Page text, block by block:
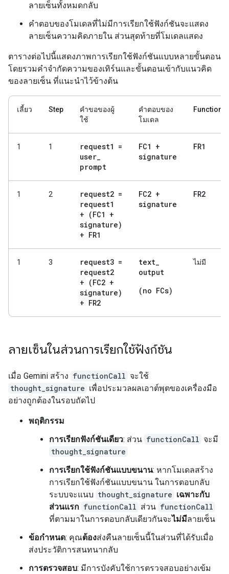
ลายเซ็นทั้งหมดกลับ
คำตอบของโมเดลที่ไม่มีการเรียกใช้ฟังก์ชันจะแสดง
ลายเซ็นความคิดภายใน ส่วนสุดท้ายที่โมเดลแสดง
ตารางต่อไปนี้แสดงภาพการเรียกใช้ฟังก์ชันแบบหลายขั้นตอน
โดยรวมคำจำกัดความของเทิร์นและขั้นตอนเข้ากับแนวคิด
ของลายเซ็น ที่แนะนำไว้ข้างต้น
เลี้ยว Step
คำขอของผู้
ใช้
คำตอบของ
โมเดล
1 1
request1 =
user_
prompt
FC1 +
signature
FR1
1 2
request2 =
request1
+ (FC1 +
signature)
+ FR1
FC2 +
signature
FR2
1 3
request3 =
request2
+ (FC2 +
signature)
+ FR2
text_
output
(no FCs)
ไม่มี
ลายเซ็นในส่วนการเรียกใช้ฟังก์ชัน
เมื่อ Gemini สร้าง functionCall จะใช้
thought_signature เพื่อประมวลผลเอาต์พุตของเครื่องมือ
อย่างถูกต้องในรอบถัดไป
พฤติกรรม
การเรียกฟังก์ชันเดียว: ส่วน functionCall จะมี
thought_signature
การเรียกใช้ฟังก์ชันแบบขนาน: หากโมเดลสร้าง
การเรียกใช้ฟังก์ชันแบบขนาน ในการตอบกลับ
ระบบจะแนบ thought_signature เฉพาะกับ
ส่วนแรก functionCall ส่วน functionCall
ที่ตามมาในการตอบกลับเดียวกันจะไม่มีลายเซ็น
ข้อกำหนด: คุณต้องส่งคืนลายเซ็นนี้ในส่วนที่ได้รับเมื่อ
ส่งประวัติการสนทนากลับ
การตรวจสอบ: มีการบังคับใช้การตรวจสอบอย่างเข้ม